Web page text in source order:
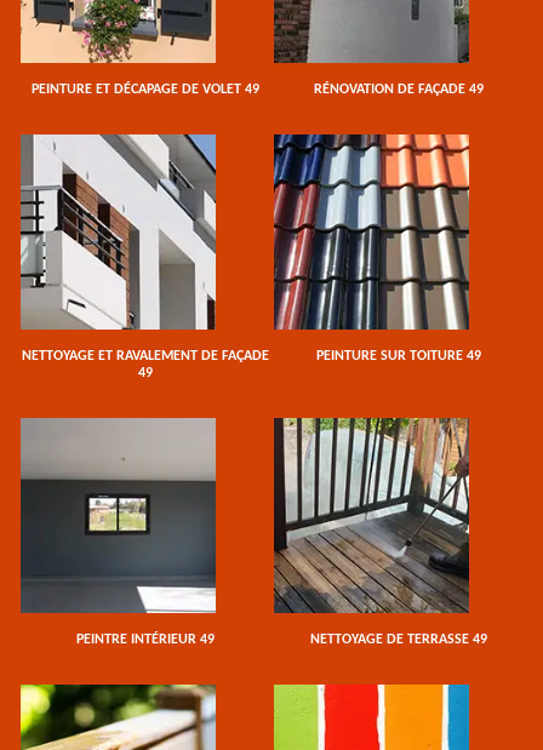
PEINTURE ET DÉCAPAGE DE VOLET 49 RÉNOVATION DE FAÇADE 49
NETTOYAGE ET RAVALEMENT DE FAÇADE
49
PEINTURE SUR TOITURE 49
PEINTRE INTÉRIEUR 49 NETTOYAGE DE TERRASSE 49